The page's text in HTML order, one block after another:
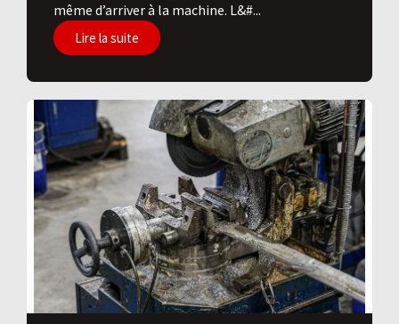
même d’arriver à la machine. L&#...
Lire la suite